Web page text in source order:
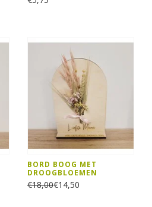
BORD BOOG MET
DROOGBLOEMEN
€18,00€14,50